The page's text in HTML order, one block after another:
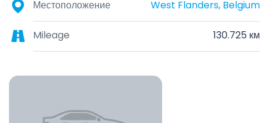
Местоположение West Flanders, Belgium
Mileage 130.725 км